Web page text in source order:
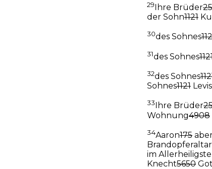
29 Ihre Brüder
der Sohn1121
30des Sohnes
31des Sohnes
32des Sohnes
Sohnes1121 Levis
33 Ihre Brüder
Wohnung4908
34Aaron175
Brandopferaltar
im
Knecht5650